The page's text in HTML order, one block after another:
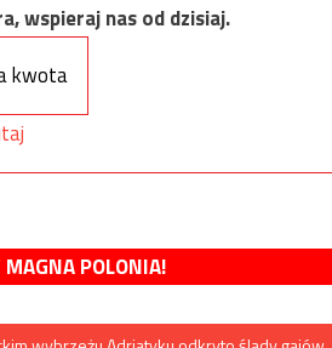
wspieraj nas od dzisiaj.
kwota
MAGNA POLONIA!